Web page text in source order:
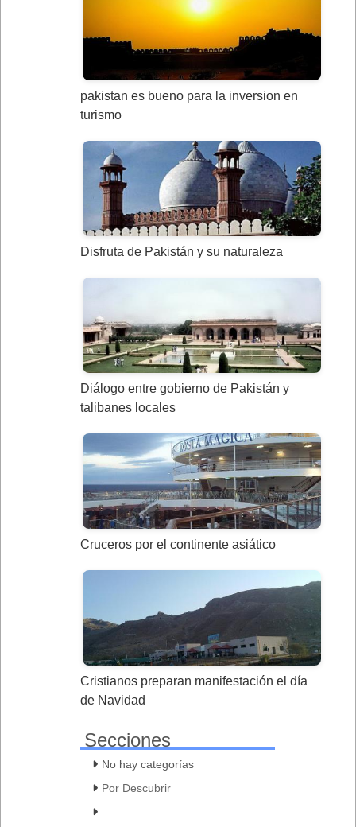
pakistan es bueno para la inversion en
turismo
Disfruta de Pakistán y su naturaleza
Diálogo entre gobierno de Pakistán y
talibanes locales
Cruceros por el continente asiático
Cristianos preparan manifestación el día
de Navidad
Secciones
No hay categorías
Por Descubrir